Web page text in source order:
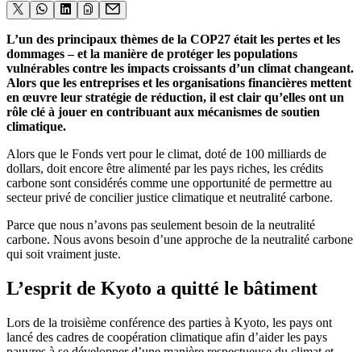
L’un des principaux thèmes de la COP27 était les pertes et les
dommages – et la manière de protéger les populations
vulnérables contre les impacts croissants d’un climat changeant.
Alors que les entreprises et les organisations financières mettent
en œuvre leur stratégie de réduction, il est clair qu’elles ont un
rôle clé à jouer en contribuant aux mécanismes de soutien
climatique.
Alors que le Fonds vert pour le climat, doté de 100 milliards de
dollars, doit encore être alimenté par les pays riches, les crédits
carbone sont considérés comme une opportunité de permettre au
secteur privé de concilier justice climatique et neutralité carbone.
Parce que nous n’avons pas seulement besoin de la neutralité
carbone. Nous avons besoin d’une approche de la neutralité carbone
qui soit vraiment juste.
L’esprit de Kyoto a quitté le bâtiment
Lors de la troisième conférence des parties à Kyoto, les pays ont
lancé des cadres de coopération climatique afin d’aider les pays